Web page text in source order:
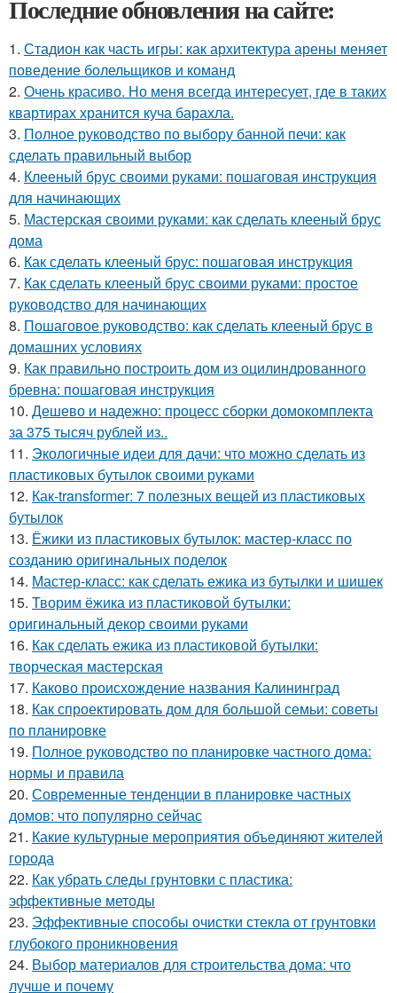
Последние обновления на сайте:
1. Стадион как часть игры: как архитектура арены меняет
поведение болельщиков и команд
2. Очень красиво. Но меня всегда интересует, где в таких
квартирах хранится куча барахла.
3. Полное руководство по выбору банной печи: как
сделать правильный выбор
4. Клееный брус своими руками: пошаговая инструкция
для начинающих
5. Мастерская своими руками: как сделать клееный брус
дома
6. Как сделать клееный брус: пошаговая инструкция
7. Как сделать клееный брус своими руками: простое
руководство для начинающих
8. Пошаговое руководство: как сделать клееный брус в
домашних условиях
9. Как правильно построить дом из оцилиндрованного
бревна: пошаговая инструкция
10. Дешево и надежно: процесс сборки домокомплекта
за 375 тысяч рублей из..
11. Экологичные идеи для дачи: что можно сделать из
пластиковых бутылок своими руками
12. Как-transformer: 7 полезных вещей из пластиковых
бутылок
13. Ёжики из пластиковых бутылок: мастер-класс по
созданию оригинальных поделок
14. Мастер-класс: как сделать ежика из бутылки и шишек
15. Творим ёжика из пластиковой бутылки:
оригинальный декор своими руками
16. Как сделать ежика из пластиковой бутылки:
творческая мастерская
17. Каково происхождение названия Калининград
18. Как спроектировать дом для большой семьи: советы
по планировке
19. Полное руководство по планировке частного дома:
нормы и правила
20. Современные тенденции в планировке частных
домов: что популярно сейчас
21. Какие культурные мероприятия объединяют жителей
города
22. Как убрать следы грунтовки с пластика:
эффективные методы
23. Эффективные способы очистки стекла от грунтовки
глубокого проникновения
24. Выбор материалов для строительства дома: что
лучше и почему